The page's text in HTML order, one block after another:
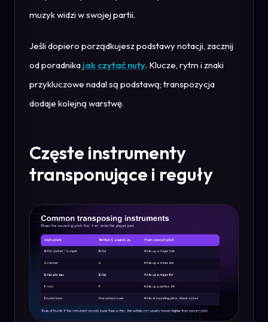
muzyk widzi w swojej partii.
Jeśli dopiero porządkujesz podstawy notacji, zacznij
od poradnika jak czytać nuty. Klucze, rytm i znaki
przykluczowe nadal są podstawą; transpozycja
dodaje kolejną warstwę.
Częste instrumenty
transponujące i reguły